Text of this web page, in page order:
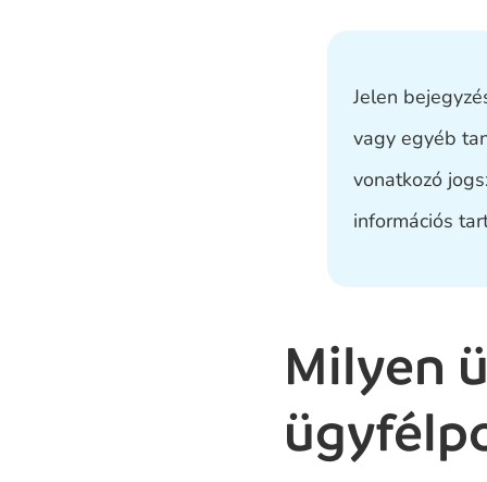
Jelen
vagy egyéb
vonatkozó
információs
Milyen